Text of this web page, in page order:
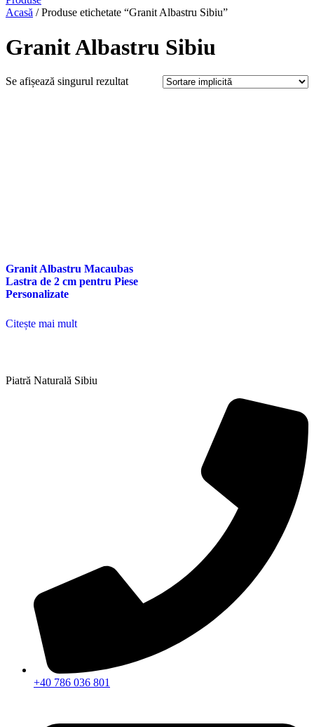
Acasă / Produse etichetate “Granit Albastru Sibiu”
Granit Albastru Sibiu
Se afișează singurul rezultat
Granit Albastru Macaubas
Lastra de 2 cm pentru Piese
Personalizate
Citește mai mult
Piatră Naturală Sibiu
+40 786 036 801